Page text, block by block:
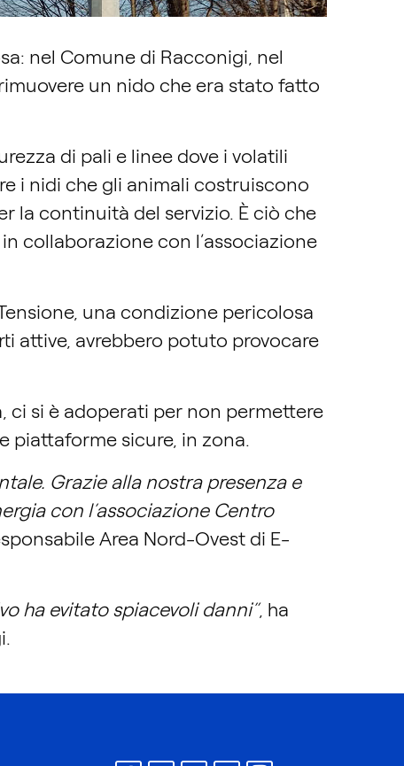
nel Comune di Racconigi, nel
un nido che era stato fatto
di pali e linee dove i volatili
i nidi che gli animali costruiscono
la continuità del servizio. È ciò che
collaborazione con l’associazione
una condizione pericolosa
attive, avrebbero potuto provocare
ci si è adoperati per non permettere
piattaforme sicure, in zona.
Grazie alla nostra presenza e
con l’associazione Centro
Area Nord-Ovest di E-
ha evitato spiacevoli danni”, ha